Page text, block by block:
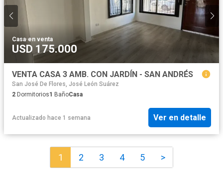
Casa·en venta
USD 175.000
VENTA CASA 3 AMB. CON JARDÍN - SAN ANDRÉS
San José De Flores, José León Suárez
2 Dormitorios1 BañoCasa
Actualizado hace 1 semana Ver en detalle
1 2 3 4 5 >